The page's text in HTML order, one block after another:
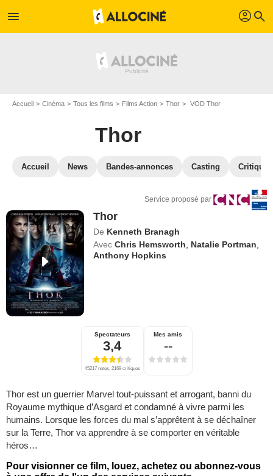
menu profil search
Accueil Cinéma Tous les films Films Action Thor VOD Thor
Thor
Accueil News Bandes-annonces Casting
Service proposé par
Thor
De Kenneth Branagh
Avec Chris Hemsworth Natalie Portman
Anthony Hopkins
Spectateurs
3,4
45217 notes, 2169 critiques
Mes amis
--
Thor est un guerrier Marvel tout-puissant et arrogant, banni du
Royaume mythique d’Asgard et condamné à vivre parmi les
humains. Lorsque les forces du mal s’apprêtent à se déchaîner
sur la Terre, Thor va apprendre à se comporter en véritable
héros…
Pour visionner ce film, louez, achetez ou abonnez-vous